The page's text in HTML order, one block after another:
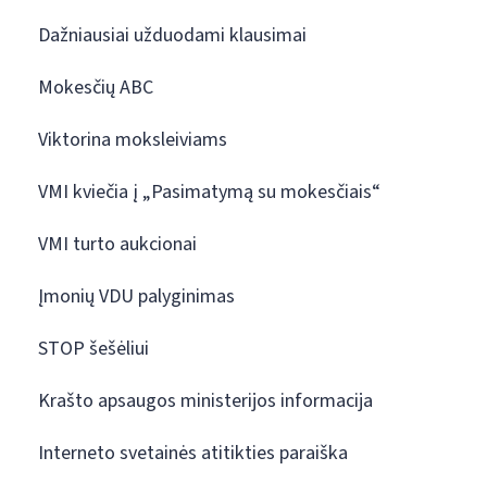
Dažniausiai užduodami klausimai
Mokesčių ABC
Viktorina moksleiviams
VMI kviečia į „Pasimatymą su mokesčiais“
VMI turto aukcionai
Įmonių VDU palyginimas
STOP šešėliui
Krašto apsaugos ministerijos informacija
Interneto svetainės atitikties paraiška